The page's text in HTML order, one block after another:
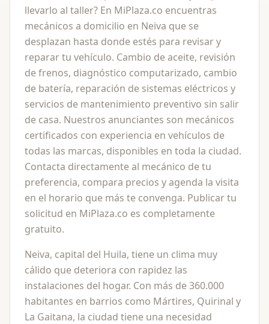
llevarlo al taller? En MiPlaza.co encuentras
mecánicos a domicilio en Neiva que se
desplazan hasta donde estés para revisar y
reparar tu vehículo. Cambio de aceite, revisión
de frenos, diagnóstico computarizado, cambio
de batería, reparación de sistemas eléctricos y
servicios de mantenimiento preventivo sin salir
de casa. Nuestros anunciantes son mecánicos
certificados con experiencia en vehículos de
todas las marcas, disponibles en toda la ciudad.
Contacta directamente al mecánico de tu
preferencia, compara precios y agenda la visita
en el horario que más te convenga. Publicar tu
solicitud en MiPlaza.co es completamente
gratuito.
Neiva, capital del Huila, tiene un clima muy
cálido que deteriora con rapidez las
instalaciones del hogar. Con más de 360.000
habitantes en barrios como Mártires, Quirinal y
La Gaitana, la ciudad tiene una necesidad